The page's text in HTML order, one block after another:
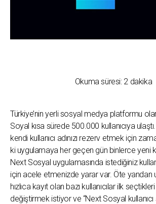
Okuma süresi: 2 dakika
Türkiye’nin yerli sosyal medya platformu
Soyal kısa sürede 500.000 kullanıcıya
kendi kullanıcı adınızı rezerv etmek için
ki uygulamaya her geçen gün binlerce yeni
Next Sosyal uygulamasında istediğiniz
için acele etmenizde yarar var. Öte yandan
hızlıca kayıt olan bazı kullanıcılar ilk seçtikleri
değiştirmek istiyor ve “Next Sosyal kullanıcı